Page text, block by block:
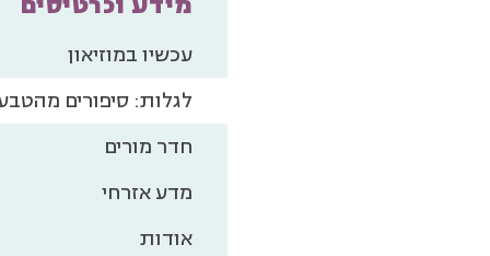
עכשיו במוזיאון
לגלות: סיפורים
חדר מורים
מדע אזרחי
אודות